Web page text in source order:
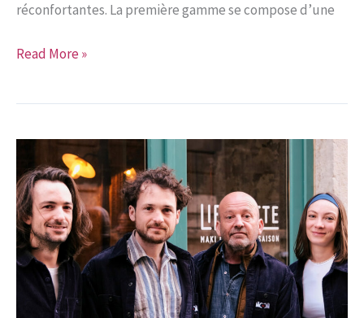
réconfortantes. La première gamme se compose d’une
Interview
cofondatrice
de
AMA
par
ICI
AGRIFOOD
Read More »